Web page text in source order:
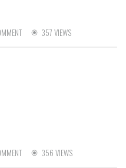
357 VIEWS
356 VIEWS